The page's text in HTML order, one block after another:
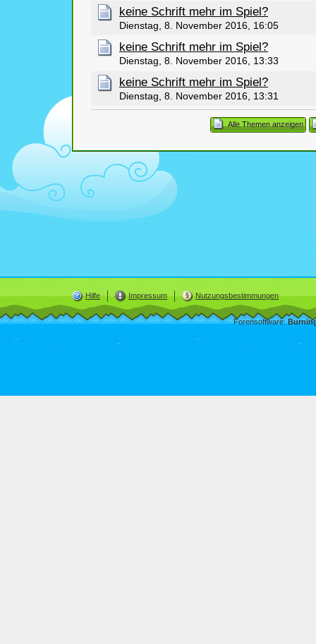
keine Schrift mehr im Spiel?
Dienstag, 8. November 2016, 16:05
keine Schrift mehr im Spiel?
Dienstag, 8. November 2016, 13:33
keine Schrift mehr im Spiel?
Dienstag, 8. November 2016, 13:31
Alle Themen anzeigen
Hilfe Impressum Nutzungsbestimmungen
Forensoftware: